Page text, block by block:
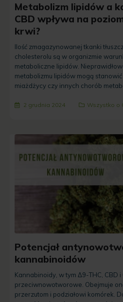
Metabolizm lipidów a
CBD wpływa na
krwi?
Ilość zmagazynowanej tkanki
cholesterolu są w organizmie
metaboliczne lipidów.
metabolizmu lipidów mogą
miażdżycy czy innych chorób
2 grudnia 2024 Wszystko o
Potencjał
kannabinoidów
Kannabinoidy, w tym Δ9-THC, CBD
przeciwnowotworowe. Obejmuje
przerzutom i podziałowi komórek.